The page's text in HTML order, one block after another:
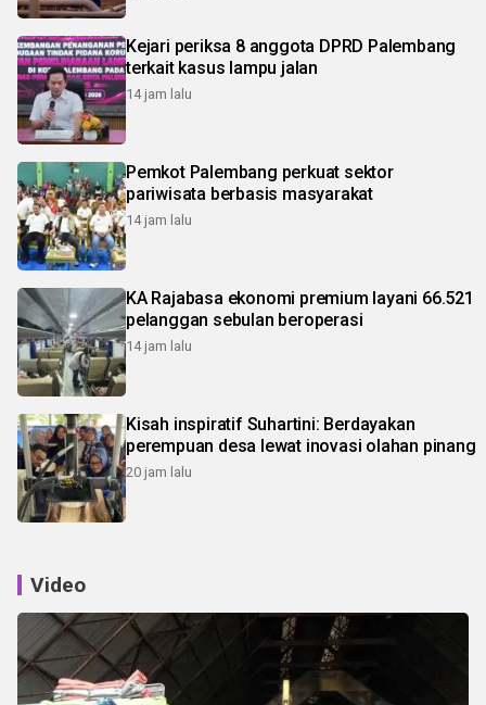
Kejari periksa 8 anggota DPRD Palembang
terkait kasus lampu jalan
14 jam lalu
Pemkot Palembang perkuat sektor
pariwisata berbasis masyarakat
14 jam lalu
KA Rajabasa ekonomi premium layani 66.521
pelanggan sebulan beroperasi
14 jam lalu
Kisah inspiratif Suhartini: Berdayakan
perempuan desa lewat inovasi olahan pinang
20 jam lalu
Video